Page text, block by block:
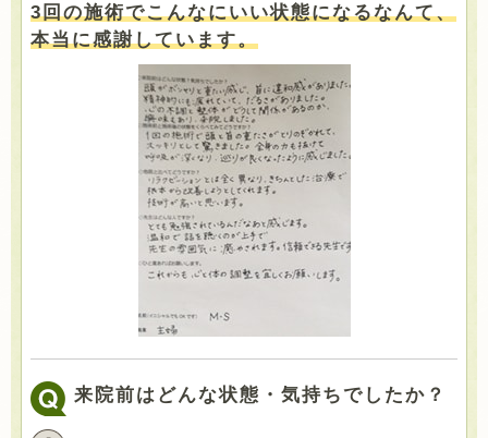
3回の施術でこんなにいい状態になるなんて、
本当に感謝しています。
来院前はどんな状態・気持ちでしたか？